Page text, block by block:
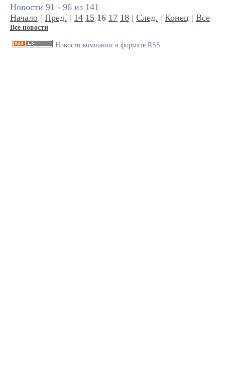
Новости 91 - 96 из 141
Начало | Пред. | 14 15 16 17 18 | След. | Конец | Все
Все новости
Новости компании в формате RSS